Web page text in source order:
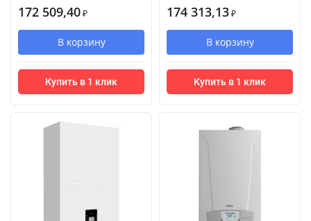
172 509,40 ₽
В корзину
Купить в 1 клик
174 313,13 ₽
В корзину
Купить в 1 клик